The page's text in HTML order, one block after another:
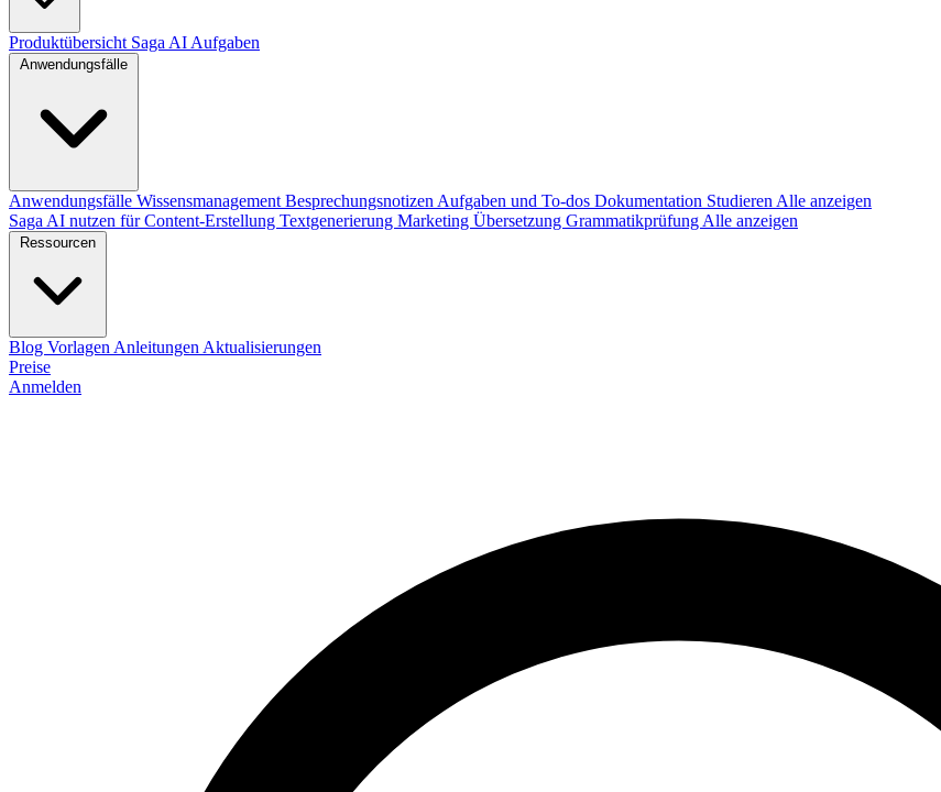
Produktübersicht Saga AI Aufgaben
Anwendungsfälle Wissensmanagement Besprechungsnotizen Aufgaben und To-dos Dokumentation Studieren Alle anzeigen
Saga AI nutzen fürContent-Erstellung Textgenerierung Marketing Übersetzung Grammatikprüfung Alle anzeigen
Blog Vorlagen Anleitungen Aktualisierungen
Preise
Anmelden